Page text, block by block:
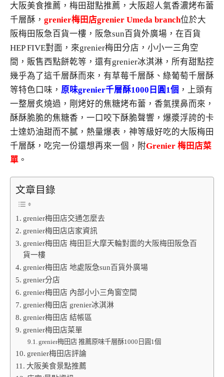
大阪美食推薦，梅田甜點推薦，大阪超人氣香濃烤布蕾
千層酥， grenier梅田店grenier Umeda branch位於大
阪梅田阪急百貨一樓，阪急sun百貨外廣場，在百貨
HEP FIVE對面，來grenier梅田分店，小小一三角空
間，販售西點餅乾等，還有grenier冰淇淋，所有甜點控
幾乎為了這千層酥而來，有草莓千層酥、綠葡萄千層酥
等特色口味， 原味grenier千層酥1000日圓1個 ，上頭有
一整層炙燒過，剛烤好的焦糖烤布蕾，香氣撲鼻而來，
酥酥脆脆的焦糖香，一口咬下酥脆聲響，爆漿浮誇的卡
士達奶油甜而不膩，熱量爆表，神等級好吃的大阪梅田
千層酥，吃完一份還想再來一個，附Grenier 梅田店菜
單 。
文章目錄
grenier梅田店交通怎麼去
grenier梅田店店家資訊
grenier梅田店 梅田巨大摩天輪對面的大阪梅田阪急百
貨一樓
grenier梅田店 地處阪急sun百貨外廣場
grenier分店
grenier梅田店 內部小小三角窗空間
grenier梅田店 grenier冰淇淋
grenier梅田店 結帳區
grenier梅田店菜單
grenier梅田店 推薦原味千層酥1000日圓1個
grenier梅田店評論
大阪美食景點推薦